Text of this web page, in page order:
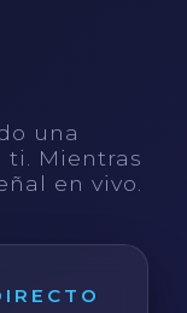
una
ti. Mientras
en vivo.